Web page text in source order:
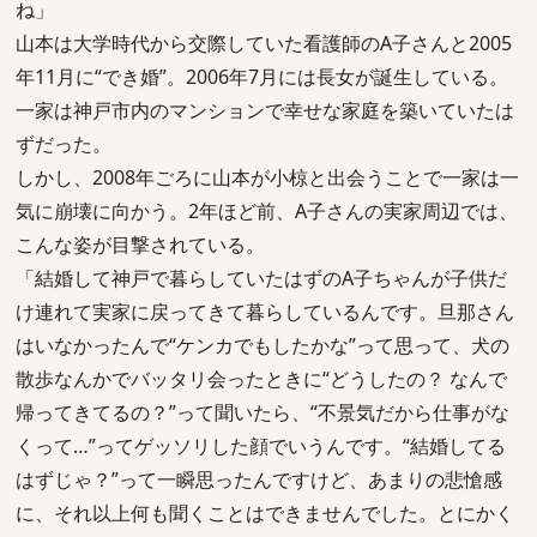
ね」
山本は大学時代から交際していた看護師のA子さんと2005
年11月に“でき婚”。2006年7月には長女が誕生している。
一家は神戸市内のマンションで幸せな家庭を築いていたは
ずだった。
しかし、2008年ごろに山本が小椋と出会うことで一家は一
気に崩壊に向かう。2年ほど前、A子さんの実家周辺では、
こんな姿が目撃されている。
「結婚して神戸で暮らしていたはずのA子ちゃんが子供だ
け連れて実家に戻ってきて暮らしているんです。旦那さん
はいなかったんで“ケンカでもしたかな”って思って、犬の
散歩なんかでバッタリ会ったときに“どうしたの？ なんで
帰ってきてるの？”って聞いたら、“不景気だから仕事がな
くって…”ってゲッソリした顔でいうんです。“結婚してる
はずじゃ？”って一瞬思ったんですけど、あまりの悲愴感
に、それ以上何も聞くことはできませんでした。とにかく